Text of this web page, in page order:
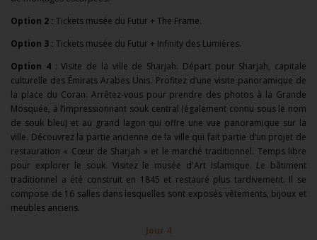
Option 2 : Tickets musée du Futur + The Frame.
Option 3 : Tickets musée du Futur + Infinity des Lumières.
Option 4: Visite de la ville de Sharjah. Départ pour Sharjah, capitale
culturelle des Émirats Arabes Unis. Profitez d’une visite panoramique de
la place du Coran. Arrêtez-vous pour prendre des photos à la Grande
Mosquée, à l’impressionnant souk central (également connu sous le nom
de souk bleu) et au grand lagon qui offre une vue panoramique sur la
ville. Découvrez la partie ancienne de la ville qui fait partie d’un projet de
restauration « Cœur de Sharjah » et le marché traditionnel. Temps libre
pour explorer le souk. Visitez le musée d'Art Islamique. Le bâtiment
traditionnel a été construit en 1845 et restauré plus tardivement. Il se
compose de 16 salles dans lesquelles sont exposés vêtements, bijoux et
meubles anciens.
Jour 4